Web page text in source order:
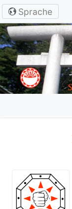
Sprache